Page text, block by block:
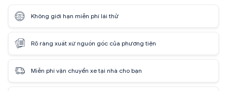
Không giới hạn miễn phí lái thử
Rõ ràng xuất xứ nguồn gốc của phương tiện
Miễn phí vận chuyển xe tại nhà cho bạn